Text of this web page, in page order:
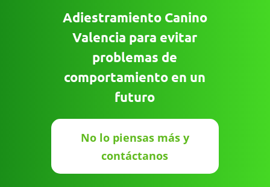
Adiestramiento Canino
Valencia para evitar
problemas de
comportamiento en un
futuro
No lo piensas más y
contáctanos